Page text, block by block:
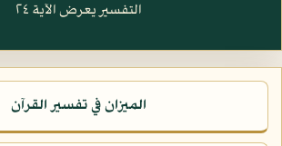
التفسير يعرض الآية ٢٤
الميزان في تفسير القرآن